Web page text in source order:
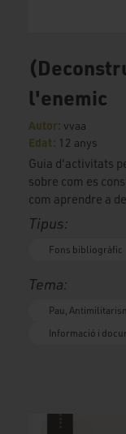
l'enemic
Autor: vvaa
Edat: 12 anys
Guia d'activitats
sobre com es
com aprendre a
Tipus:
Fons bibliogràfic
Tema:
Pau,
Informació i